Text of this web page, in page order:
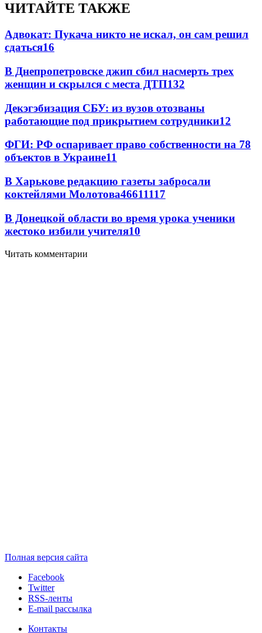
ЧИТАЙТЕ ТАКЖЕ
Адвокат: Пукача никто не искал, он сам решил
сдаться16
В Днепропетровске джип сбил насмерть трех
женщин и скрылся с места ДТП132
Декэгэбизация СБУ: из вузов отозваны
работающие под прикрытием сотрудники12
ФГИ: РФ оспаривает право собственности на 78
объектов в Украине11
В Харькове редакцию газеты забросали
коктейлями Молотова46611117
В Донецкой области во время урока ученики
жестоко избили учителя10
Читать комментарии
Полная версия сайта
Facebook
Twitter
RSS-ленты
E-mail рассылка
Контакты